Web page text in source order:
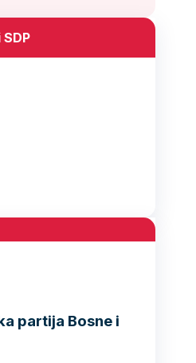
partija Bosne i